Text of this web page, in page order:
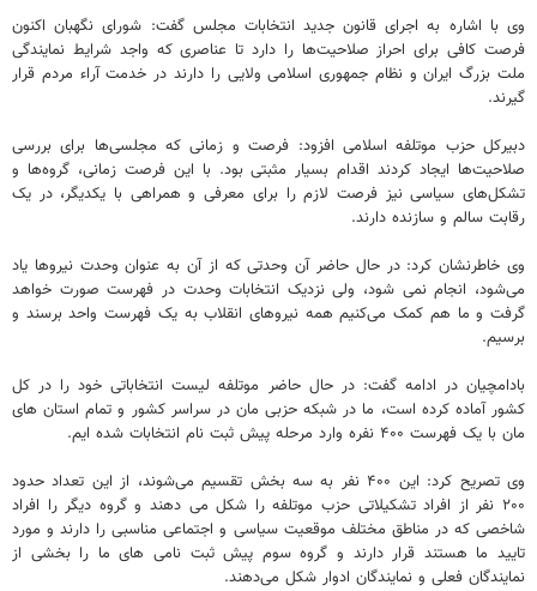
وی با اشاره به اجرای قانون جدید انتخابات مجلس گفت: شورای نگهبان اکنون
فرصت کافی برای احراز صلاحیت‌ها را دارد تا عناصری که واجد شرایط نمایندگی
ملت بزرگ ایران و نظام جمهوری اسلامی ولایی را دارند در خدمت آراء مردم قرار
گیرند.
دبیرکل حزب موتلفه اسلامی افزود: فرصت و زمانی که مجلسی‌ها برای بررسی
صلاحیت‌ها ایجاد کردند اقدام بسیار مثبتی بود. با این فرصت زمانی، گروه‌ها و
تشکل‌های سیاسی نیز فرصت لازم را برای معرفی و همراهی با یکدیگر، در یک
رقابت سالم و سازنده دارند.
وی خاطرنشان کرد: در حال حاضر آن وحدتی که از آن به عنوان وحدت نیروها یاد
می‌شود، انجام نمی شود، ولی نزدیک انتخابات وحدت در فهرست صورت خواهد
گرفت و ما هم کمک می‌کنیم همه نیروهای انقلاب به یک فهرست واحد برسند و
برسیم.
بادامچیان در ادامه گفت: در حال حاضر موتلفه لیست انتخاباتی خود را در کل
کشور آماده کرده است، ما در شبکه حزبی مان در سراسر کشور و تمام استان های
مان با یک فهرست ۴۰۰ نفره وارد مرحله پیش ثبت نام انتخابات شده ایم.
وی تصریح کرد: این ۴۰۰ نفر به سه بخش تقسیم می‌شوند، از این تعداد حدود
۲۰۰ نفر از افراد تشکیلاتی حزب موتلفه را شکل می دهند و گروه دیگر را افراد
شاخصی که در مناطق مختلف موقعیت سیاسی و اجتماعی مناسبی را دارند و مورد
تایید ما هستند قرار دارند و گروه سوم پیش ثبت نامی های ما را بخشی از
نمایندگان فعلی و نمایندگان ادوار شکل می‌دهند.